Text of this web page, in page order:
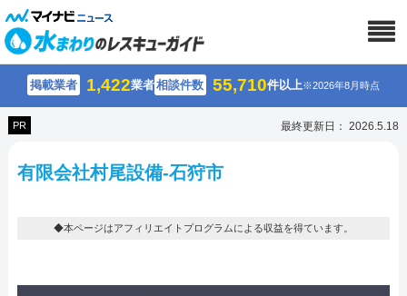
掲載業者 1,422業者相談件数 55,710件以上※2026年8月時点
PR 最終更新日： 2026.5.18
有限会社村尾設備-石狩市
◆本ページはアフィリエイトプログラムによる収益を得ています。